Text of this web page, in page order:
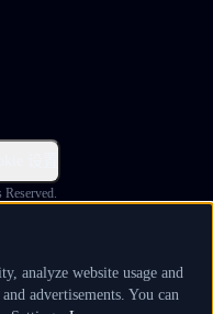
analyze website usage and
advertisements. You can